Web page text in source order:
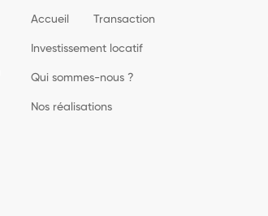
Accueil Transaction
Investissement locatif
Qui sommes-nous ?
Nos réalisations